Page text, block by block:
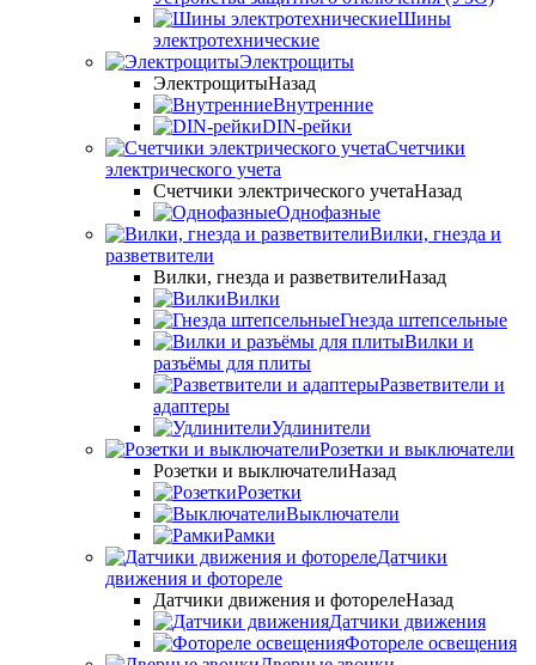
Шины
электротехнические
Электрощиты
ЭлектрощитыНазад
Внутренние
DIN-рейки
Счетчики
электрического учета
Счетчики электрического учетаНазад
Однофазные
Вилки, гнезда и
разветвители
Вилки, гнезда и разветвителиНазад
Вилки
Гнезда штепсельные
Вилки и
разъёмы для плиты
Разветвители и
адаптеры
Удлинители
Розетки и выключатели
Розетки и выключателиНазад
Розетки
Выключатели
Рамки
Датчики
движения и фотореле
Датчики движения и фоторелеНазад
Датчики движения
Фотореле освещения